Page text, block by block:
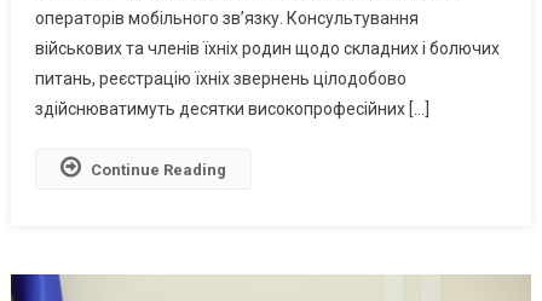
Короткий
Номер
Гарячої
операторів мобільного зв’язку. Консультування
військових та членів їхніх родин щодо складних і болючих
питань, реєстрацію їхніх звернень цілодобово
здійснюватимуть десятки високопрофесійних […]
Continue Reading